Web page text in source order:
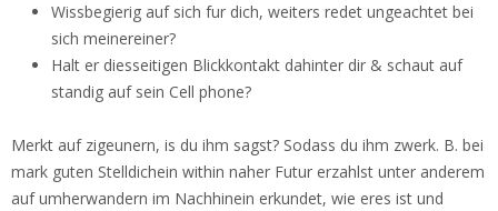
Wissbegierig auf sich fur dich, weiters redet ungeachtet bei
sich meinereiner?
Halt er diesseitigen Blickkontakt dahinter dir & schaut auf
standig auf sein Cell phone?
Merkt auf zigeunern, is du ihm sagst? Sodass du ihm zwerk. B. bei
mark guten Stelldichein within naher Futur erzahlst unter anderem
auf umherwandern im Nachhinein erkundet, wie eres ist und